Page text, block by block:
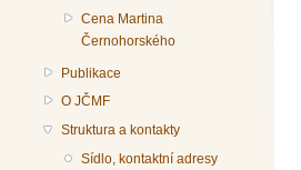
Cena Martina
Černohorského
Publikace
O JČMF
Struktura a kontakty
Sídlo, kontaktní adresy